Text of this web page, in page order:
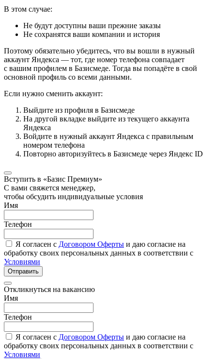
В этом случае:
Не будут доступны ваши прежние заказы
Не сохранятся ваши компании и история
Поэтому обязательно убедитесь, что вы вошли в нужный
аккаунт Яндекса — тот, где номер телефона совпадает
с вашим профилем в Базисмеде. Тогда вы попадёте в свой
основной профиль со всеми данными.
Если нужно сменить аккаунт:
Выйдите из профиля в Базисмеде
На другой вкладке выйдите из текущего аккаунта
Яндекса
Войдите в нужный аккаунт Яндекса с правильным
номером телефона
Повторно авторизуйтесь в Базисмеде через Яндекс ID
Вступить в «Базис Премиум»
С вами свяжется менеджер,
чтобы обсудить индивидуальные условия
Имя
Телефон
Я согласен с Договором Оферты и даю согласие на
обработку своих персональных данных в соответствии с
Условиями
Отправить
Откликнуться на вакансию
Имя
Телефон
Я согласен с Договором Оферты и даю согласие на
обработку своих персональных данных в соответствии с
Условиями